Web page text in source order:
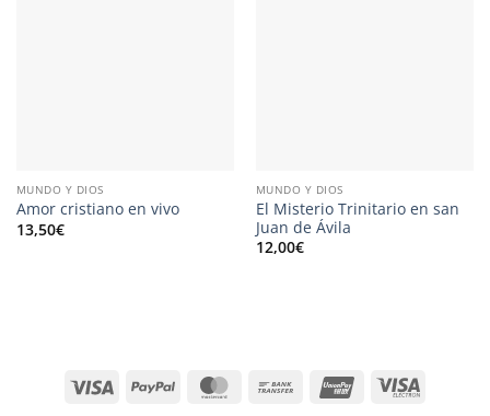
MUNDO Y DIOS
Amor cristiano en vivo
13,50€
MUNDO Y DIOS
El Misterio Trinitario en san
Juan de Ávila
12,00€
Visa PayPal MasterCardBank
UnionPayVisa